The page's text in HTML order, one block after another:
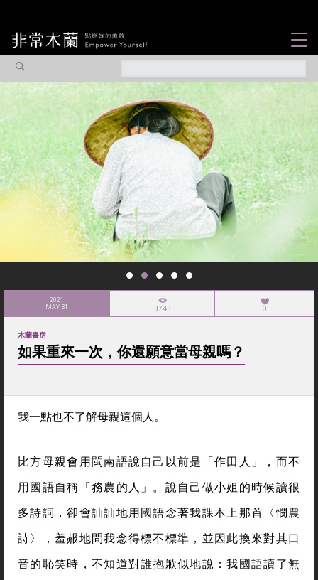
觀點專欄
焦點企劃
認識我們
2021
MAY 31 3743 0
木蘭書房
如果重來一次，你還願意當母親嗎？
我一點也不了解母親這個人。
比方母親會用閩南語說自己以前是「作田人」，而不
用國語自稱「務農的人」。說自己做小姐的時候讀很
多詩詞，卻會訕訕地用國語念著我課本上那首〈憫農
詩〉，羞赧地問我念得標不標準，並因此換來對其口
音的恥笑時，不知道對誰抱歉似地說：我國語讀了無